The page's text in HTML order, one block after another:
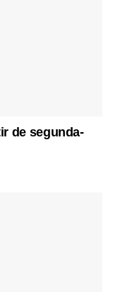
de segunda-